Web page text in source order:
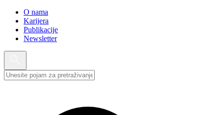
O nama
Karijera
Publikacije
Newsletter